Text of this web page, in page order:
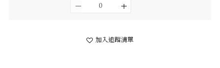
加入追蹤清單